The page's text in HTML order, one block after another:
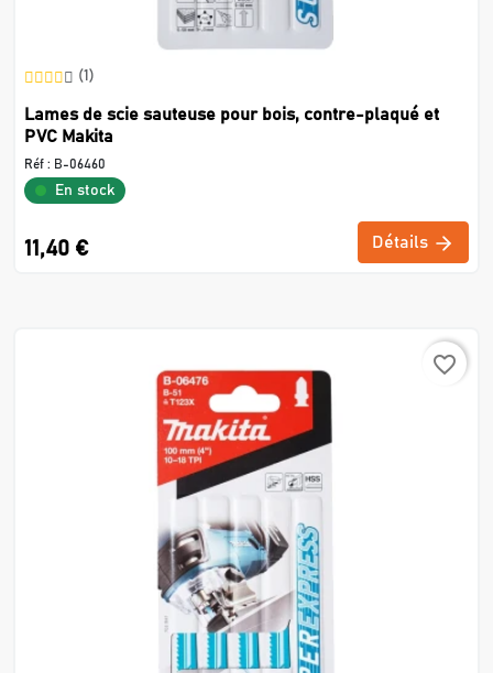
(1)
Lames de scie sauteuse pour bois, contre-plaqué et
PVC Makita
Réf : B-06460
En stock
11,40 € Détails
favorite_border